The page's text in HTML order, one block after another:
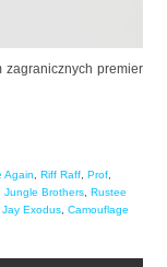
zagranicznych premier
Again Riff Raff Prof
Jungle Brothers Rustee
Jay Exodus Camouflage